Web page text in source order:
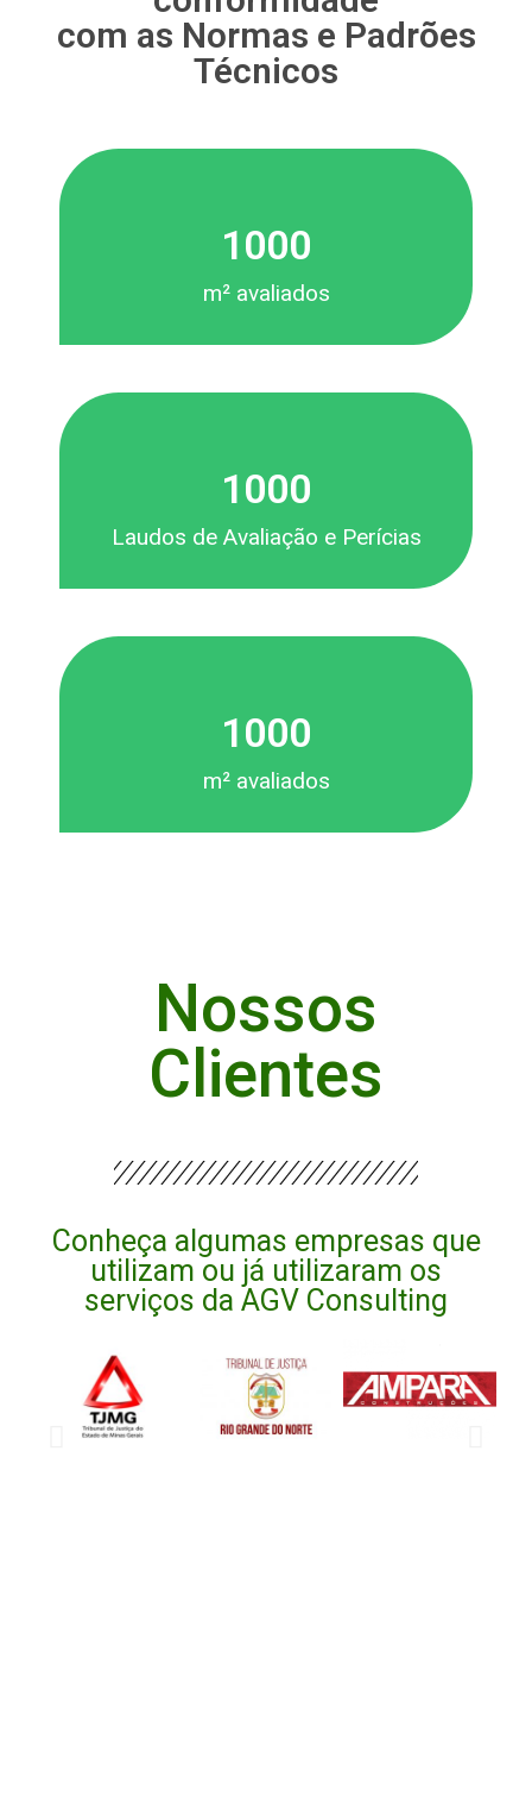
com as Normas e Padrões
Técnicos
m² avaliados
1000
Laudos de Avaliação e Perícias
1000
m² avaliados
1000
Nossos
Clientes
Conheça algumas empresas que
utilizam ou já utilizaram os
serviços da AGV Consulting